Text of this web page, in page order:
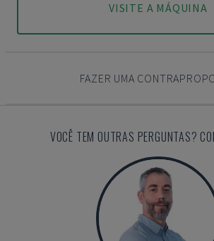
VISITE A MÁQUINA
FAZER UMA
VOCÊ TEM OUTRAS PERGUNTAS?